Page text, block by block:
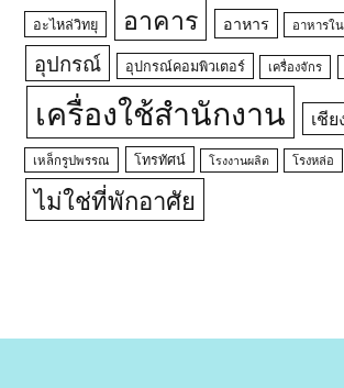
อะไหล่วิทยุ อาคาร อาหาร อาหารใ
อุปกรณ์ อุปกรณ์คอมพิวเตอร์ เครื่องจักร
เครื่องใช้สำนักงาน เชี
เหล็กรูปพรรณ โทรทัศน์ โรงงานผลิต โรงหล่อ
ไม่ใช่ที่พักอาศัย